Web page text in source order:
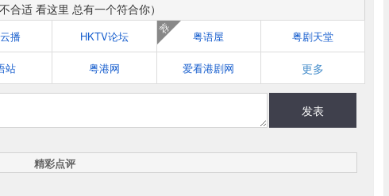
合适 看这里 总有一个符合你）
播 HKTV论坛 粤语屋
荐
粤剧天堂
站 粤港网 爱看港剧网 更多
发表
精彩点评